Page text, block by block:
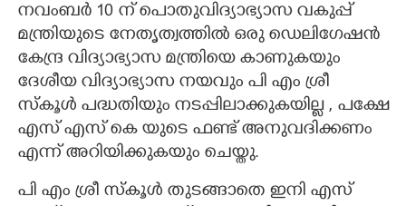
നവംബർ 10 ന് പൊതുവിദ്യാഭ്യാസ വകുപ്പ്
മന്ത്രിയുടെ നേതൃത്വത്തിൽ ഒരു ഡെലിഗേഷൻ
കേന്ദ്ര വിദ്യാഭ്യാസ മന്ത്രിയെ കാണുകയും
ദേശീയ വിദ്യാഭ്യാസ നയവും പി എം ശ്രീ
സ്കൂൾ പദ്ധതിയും നടപ്പിലാക്കുകയില്ല , പക്ഷേ
എസ് എസ് കെ യുടെ ഫണ്ട് അനുവദിക്കണം
എന്ന് അറിയിക്കുകയും ചെയ്തു.
പി എം ശ്രീ സ്കൂൾ തുടങ്ങാതെ ഇനി എസ്